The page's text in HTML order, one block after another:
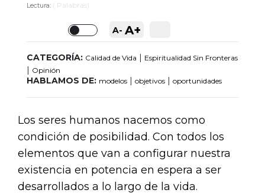
Lectura: ( Palabras)
Toggle
A- A+
CATEGORÍA: Calidad de Vida | Espiritualidad Sin Fronteras
| Opinión
HABLAMOS DE: modelos | objetivos | oportunidades
Los seres humanos nacemos como
condición de posibilidad. Con todos los
elementos que van a configurar nuestra
existencia en potencia en espera a ser
desarrollados a lo largo de la vida.